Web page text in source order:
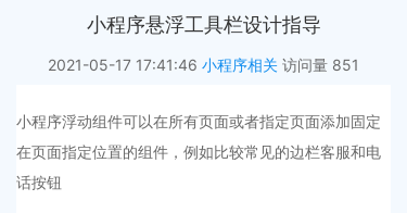
小程序悬浮工具栏设计指导
2021-05-17 17:41:46 小程序相关 访问量 851
小程序浮动组件可以在所有页面或者指定页面添加固定
在页面指定位置的组件，例如比较常见的边栏客服和电
话按钮